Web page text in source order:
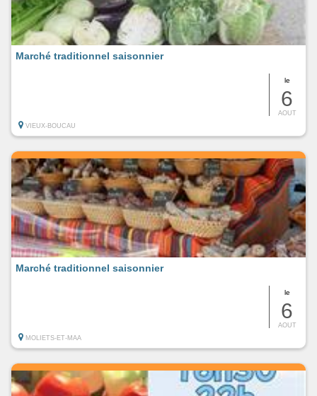
le
6
AOUT
Marché traditionnel saisonnier
VIEUX-BOUCAU
le
6
AOUT
Marché traditionnel saisonnier
MOLIETS-ET-MAA